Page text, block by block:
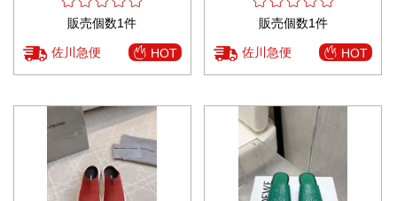
販売個数1件
佐川急便 HOT
販売個数1件
佐川急便 HOT